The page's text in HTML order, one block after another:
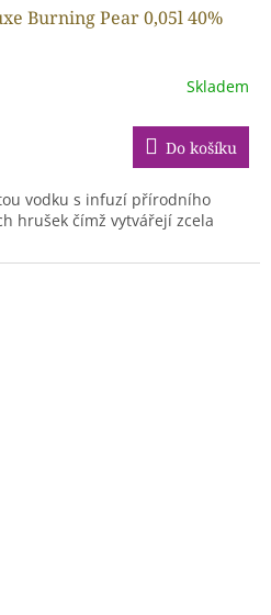
Burning Pear 0,05l 40%
Skladem
Do košíku
vodku s infuzí přírodního
hrušek čímž vytvářejí zcela